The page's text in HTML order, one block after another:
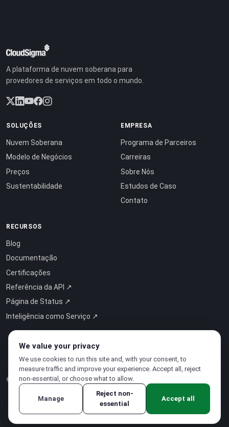
A plataforma de nuvem soberana para
provedores de serviços em todo o mundo.
SOLUÇÕES
Nuvem Soberana
Modelo de Negócios
Preços
Sustentabilidade
EMPRESA
Programa de Parceiros
Carreiras
Sobre Nós
Estudos de Caso
Contato
RECURSOS
Blog
Documentação
Certificações
Referência da API ↗
Página de Status ↗
Inteligência como Serviço ↗
© 2026 CloudSigma Holding AG.Todos os direitos reservados
Política de Privacidade·Termos de Serviço
We value your privacy
We use cookies to run this site and, with your consent, to
measure traffic and improve your experience. Accept all, reject
non-essential, or choose what to allow.
Manage
Reject non-
essential
Accept all